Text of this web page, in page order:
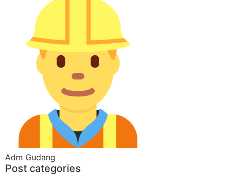
Adm Gudang
Post categories